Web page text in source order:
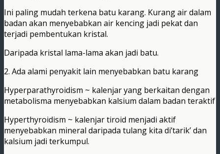
Ini paling mudah terkena batu karang. Kurang air dalam
badan akan menyebabkan air kencing jadi pekat dan
terjadi pembentukan kristal.
Daripada kristal lama-lama akan jadi batu.
2. Ada alami penyakit lain menyebabkan batu karang
Hyperparathyroidism ~ kalenjar yang berkaitan dengan
metabolisma menyebabkan kalsium dalam badan teraktif
Hyperthyroidism ~ kalenjar tiroid menjadi aktif
menyebabkan mineral daripada tulang kita di’tarik’ dan
kalsium jadi terkumpul.